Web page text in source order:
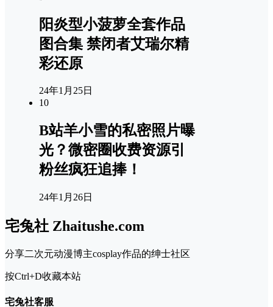
阳炎型小菠萝全套作品
图合集 禁闭者艾瑞尔精
彩还原
24年1月25日
10
B站羊小雪的私密照片曝
光？微密圈收费资源引
粉丝疯狂追捧！
24年1月26日
宅兔社 Zhaitushe.com
分享二次元动漫博主cosplay作品的绅士社区
按Ctrl+D收藏本站
宅兔社客服